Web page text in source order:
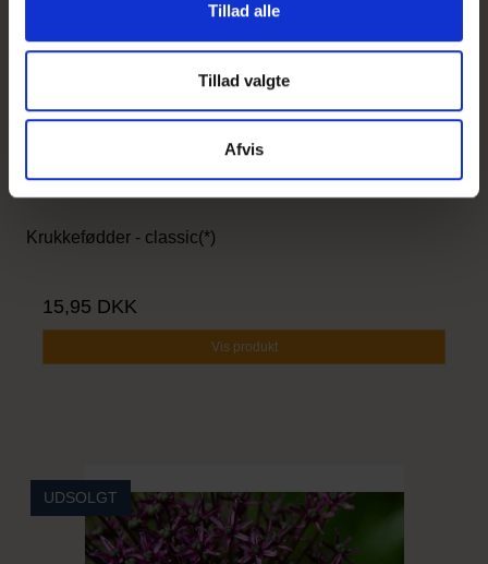
Tillad alle
Tillad valgte
Afvis
Krukkefødder - classic(*)
15,95 DKK
Vis produkt
UDSOLGT